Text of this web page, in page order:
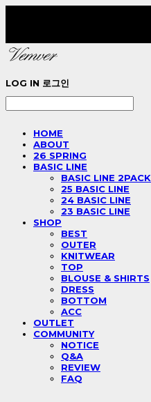
LOG IN 로그인
HOME
ABOUT
26 SPRING
BASIC LINE
BASIC LINE 2PACK
25 BASIC LINE
24 BASIC LINE
23 BASIC LINE
SHOP
BEST
OUTER
KNITWEAR
TOP
BLOUSE & SHIRTS
DRESS
BOTTOM
ACC
OUTLET
COMMUNITY
NOTICE
Q&A
REVIEW
FAQ